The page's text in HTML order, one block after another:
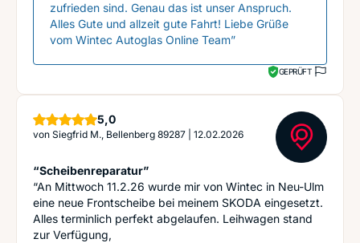
zufrieden sind. Genau das ist unser Anspruch.
Alles Gute und allzeit gute Fahrt! Liebe Grüße
vom Wintec Autoglas Online Team”
GEPRÜFT
5,0Sterne
von Siegfrid M., Bellenberg 89287 12.02.2026
“Scheibenreparatur”
“An Mittwoch 11.2.26 wurde mir von Wintec in Neu-Ulm
eine neue Frontscheibe bei meinem SKODA eingesetzt.
Alles terminlich perfekt abgelaufen. Leihwagen stand
zur Verfügung,